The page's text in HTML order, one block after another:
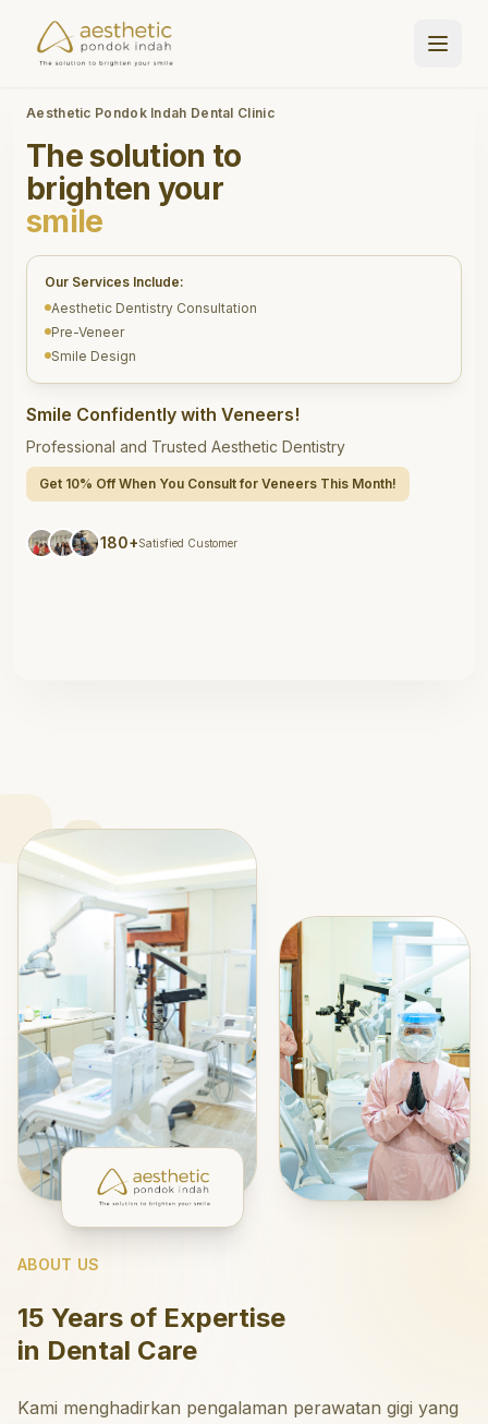
Aesthetic Pondok Indah Dental Clinic
The solution to
brighten your
smile
Our Services Include:
Aesthetic Dentistry Consultation
Pre-Veneer
Smile Design
Smile Confidently with Veneers!
Professional and Trusted Aesthetic Dentistry
Get 10% Off When You Consult for Veneers This Month!
180+Satisfied Customer
ABOUT US
15 Years of Expertise
in Dental Care
Kami menghadirkan pengalaman perawatan gigi yang